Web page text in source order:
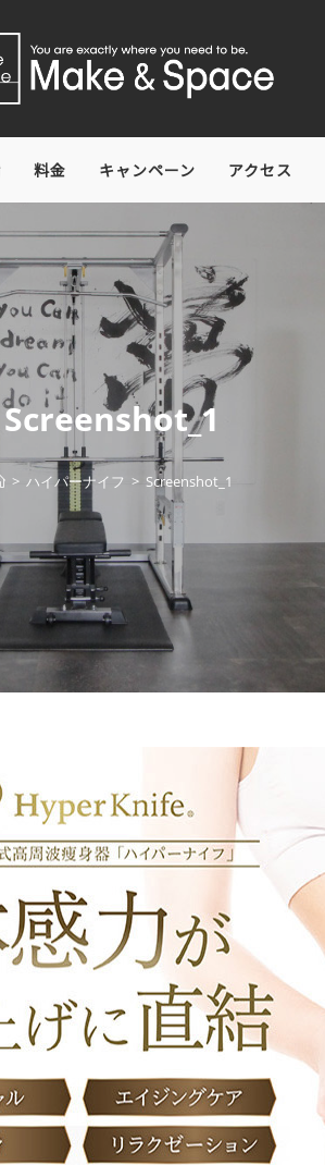
料金 キャンペーン アクセス
Screenshot_1
> ハイパーナイフ > Screenshot_1